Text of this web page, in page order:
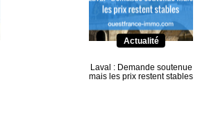
Actualité
Laval : Demande soutenue
mais les prix restent stables